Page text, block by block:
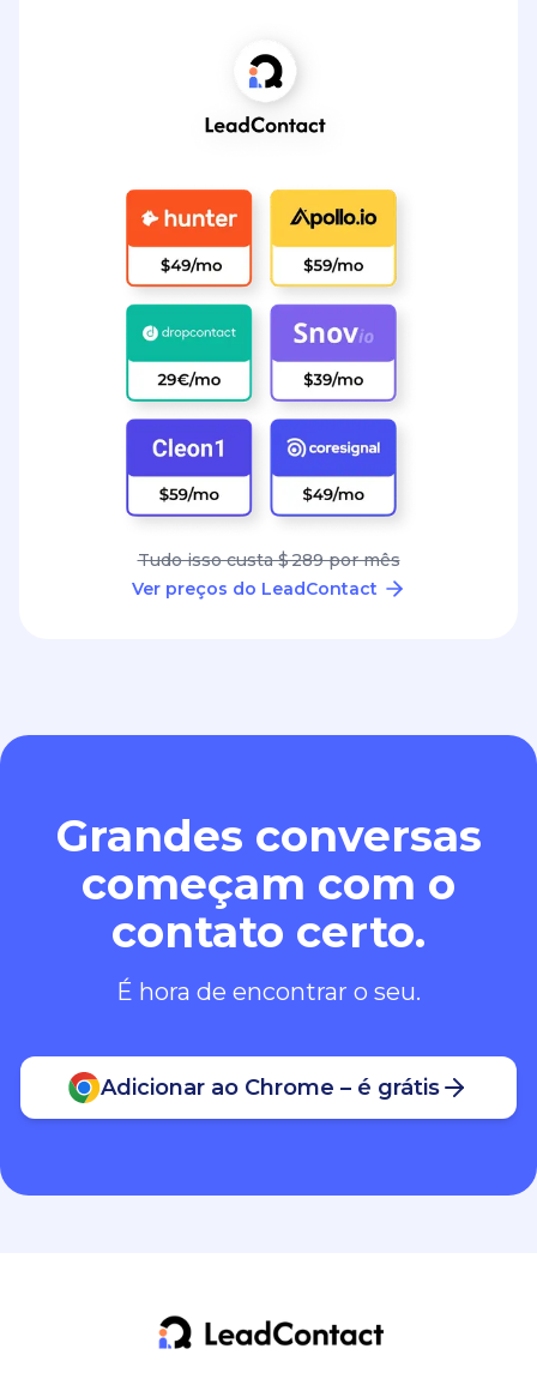
Tudo isso custa $ 289 por mês
Ver preços do LeadContact
Grandes conversas
começam com o
contato certo.
É hora de encontrar o seu.
Adicionar ao Chrome – é grátis